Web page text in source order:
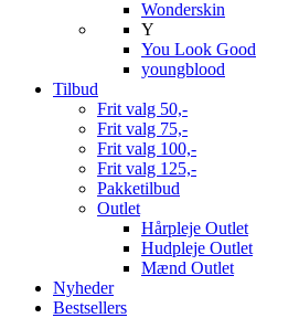
Wonderskin
Y
You Look Good
youngblood
Tilbud
Frit valg 50,-
Frit valg 75,-
Frit valg 100,-
Frit valg 125,-
Pakketilbud
Outlet
Hårpleje Outlet
Hudpleje Outlet
Mænd Outlet
Nyheder
Bestsellers